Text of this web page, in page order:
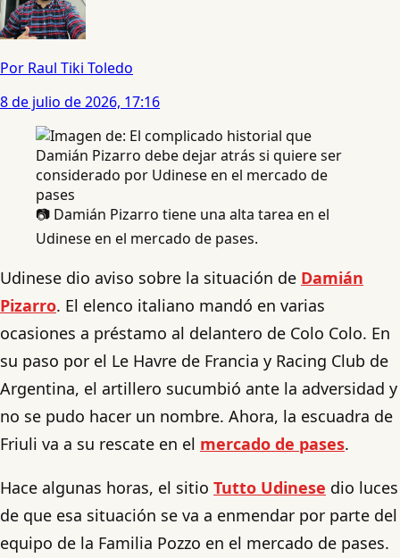
Por Raul Tiki Toledo
8 de julio de 2026, 17:16
📷 Damián Pizarro tiene una alta tarea en el
Udinese en el mercado de pases.
Udinese dio aviso sobre la situación de Damián
Pizarro. El elenco italiano mandó en varias
ocasiones a préstamo al delantero de Colo Colo. En
su paso por el Le Havre de Francia y Racing Club de
Argentina, el artillero sucumbió ante la adversidad y
no se pudo hacer un nombre. Ahora, la escuadra de
Friuli va a su rescate en el mercado de pases.
Hace algunas horas, el sitio Tutto Udinese dio luces
de que esa situación se va a enmendar por parte del
equipo de la Familia Pozzo en el mercado de pases.